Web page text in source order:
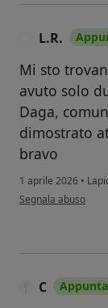
L.R.
Mi sto
avuto solo
Daga,
dimostrato
bravo
1 aprile 2026 •
secondo l'opinione
Segnala abuso
C